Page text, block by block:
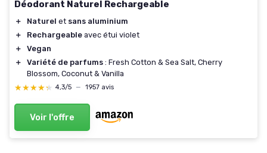
Déodorant Naturel Rechargeable
＋ Naturel et sans aluminium
＋
Rechargeable avec étui violet
＋
Vegan
＋
Variété de parfums : Fresh Cotton & Sea Salt, Cherry
Blossom, Coconut & Vanilla
★★★★★
★★★★★ 4,3/5 — 1957 avis
Voir l'offre